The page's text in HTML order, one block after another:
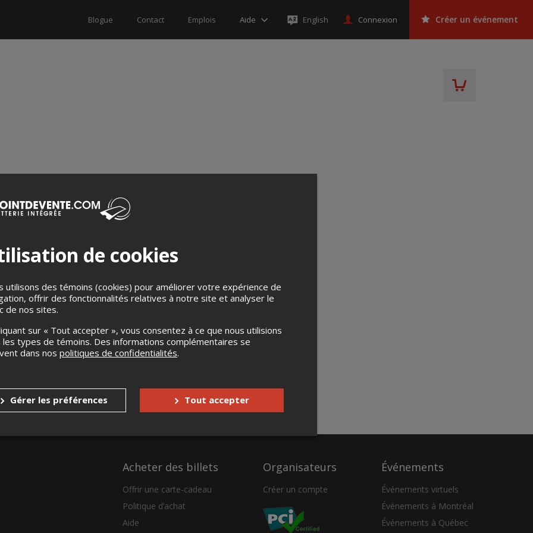
Blogue Contact Emplois Aide English Connexion Créer un événement
Acheter des billets
Offrir une carte-cadeau
Politique d’achat
Aide
Organisateurs
Créer un compte
Événements
Événements virtuels
Événements à Montréal
Événements à Québec
de cookies
utilisons des témoins (cookies) pour améliorer votre expérience de
offrir des fonctionnalités relatives à notre site et analyser le
de nos sites.
sur « Tout accepter », vous consentez à ce que nous utilisions
les types de témoins. Des informations complémentaires se
dans nos politiques de confidentialités.
Gérer les préférences Tout accepter